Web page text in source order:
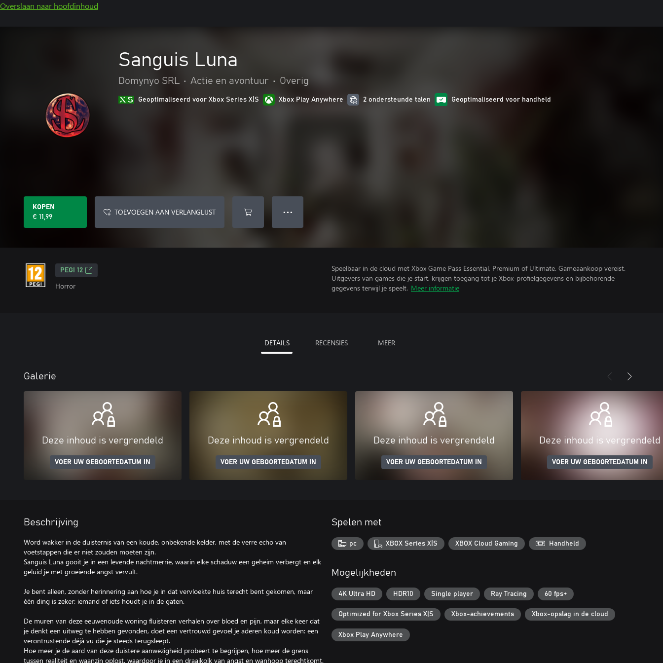
Overslaan naar hoofdinhoud
Sanguis Luna
Domynyo SRL • Actie en avontuur • Overig
Geoptimaliseerd voor Xbox Series X|S Xbox Play Anywhere 2 ondersteunde talen Geoptimaliseerd voor handheld
KOPEN
€ 11,99
TOEVOEGEN AAN VERLANGLIJST ● ● ●
PEGI 12
Horror
Speelbaar in de cloud met Xbox Game Pass Essential, Premium of Ultimate. Gameaankoop vereist.
Uitgevers van games die je start, krijgen toegang tot je Xbox-profielgegevens en bijbehorende
gegevens terwijl je speelt. Meer informatie
DETAILS RECENSIES MEER
Galerie
Deze inhoud is vergrendeld
VOER UW GEBOORTEDATUM IN
Deze inhoud is vergrendeld
VOER UW GEBOORTEDATUM IN
Deze inhoud is vergrendeld
VOER UW GEBOORTEDATUM IN
Deze inhoud is vergrendeld
VOER UW GEBOORTEDATUM IN
Beschrijving
Word wakker in de duisternis van een koude, onbekende kelder, met de verre echo van
voetstappen die er niet zouden moeten zijn.
Sanguis Luna gooit je in een levende nachtmerrie, waarin elke schaduw een geheim verbergt en elk
geluid je met groeiende angst vervult.
Je bent alleen, zonder herinnering aan hoe je in dat vervloekte huis terecht bent gekomen, maar
één ding is zeker: iemand of iets houdt je in de gaten.
De muren van deze eeuwenoude woning fluisteren verhalen over bloed en pijn, maar elke keer dat
je denkt een uitweg te hebben gevonden, doet een vertrouwd gevoel je aderen koud worden: een
verontrustende déjà vu die je steeds terugsleept.
Hoe meer je de aard van deze duistere aanwezigheid probeert te begrijpen, hoe meer de grens
tussen realiteit en waanzin oplost, waardoor je in een draaikolk van angst en wanhoop terechtkomt.
Spelen met
pc XBOX Series X|S XBOX Cloud Gaming Handheld
Mogelijkheden
4K Ultra HD HDR10 Single player Ray Tracing 60 fps+
Optimized for Xbox Series X|S Xbox-achievements Xbox-opslag in de cloud
Xbox Play Anywhere